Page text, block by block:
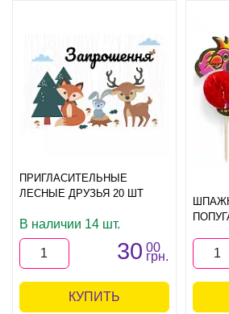
ПРИГЛАСИТЕЛЬНЫЕ
ЛЕСНЫЕ ДРУЗЬЯ 20 ШТ
В наличии 14 шт.
30 00
грн.
КУПИТЬ